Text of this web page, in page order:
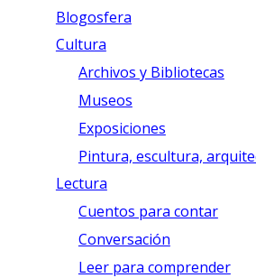
Blogosfera
Cultura
Archivos y Bibliotecas
Museos
Exposiciones
Pintura, escultura,
Lectura
Cuentos para contar
Conversación
Leer para comprender